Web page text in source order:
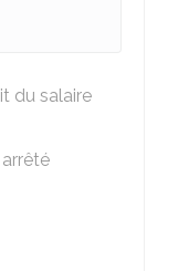
du salaire